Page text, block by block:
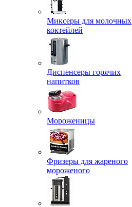
Миксеры для молочных
коктейлей
Диспенсеры горячих
напитков
Мороженицы
Фризеры для жареного
мороженого